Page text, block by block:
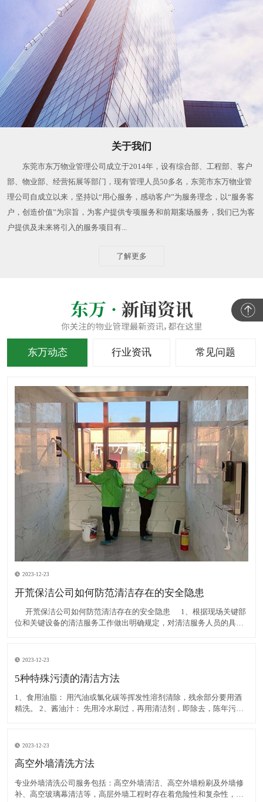
关于我们
东莞市东万物业管理公司成立于2014年，设有综合部、工程部、客户
部、物业部、经营拓展等部门，现有管理人员50多名，东莞市东万物业管
理公司自成立以来，坚持以“用心服务，感动客户”为服务理念，以“服务客
户，创造价值”为宗旨，为客户提供专项服务和前期案场服务，我们已为客
户提供及未来将引入的服务项目有...
了解更多
东万动态 行业资讯 常见问题
2023-12-23
开荒保洁公司如何防范清洁存在的安全隐患
​ 开荒保洁公司如何防范清洁存在的安全隐患 1、根据现场关键部
位和关键设备的清洁服务工作做出明确规定，对清洁服务人员的具体
2023-12-23
5种特殊污渍的清洁方法
1、食用油脂： 用汽油或氯化碳等挥发性溶剂清除，残余部分要用酒
精洗。 2、酱油汁： 先用冷水刷过，再用清洁剂，即除去，陈年污汁
2023-12-23
高空外墙清洗方法
专业外墙清洗公司服务包括：高空外墙清洁、高空外墙粉刷及外墙修
补、高空玻璃幕清洁等，高层外墙工程时存在着危险性和复杂性，所